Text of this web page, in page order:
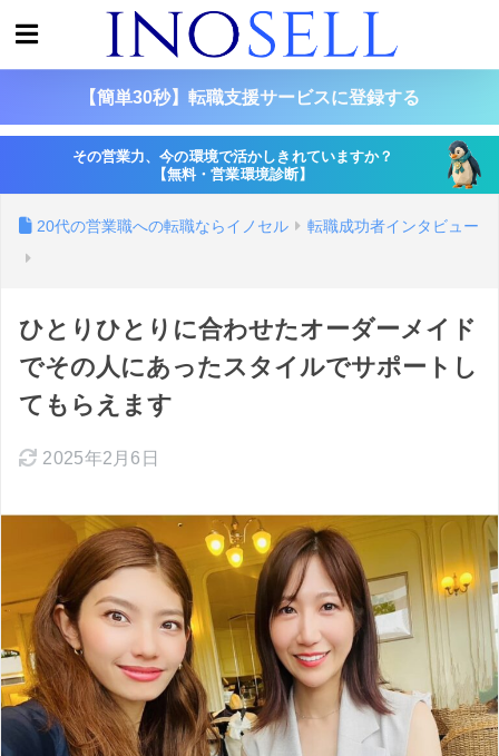
【簡単30秒】転職支援サービスに登録する
その営業力、今の環境で活かしきれていますか？
【無料・営業環境診断】
20代の営業職への転職ならイノセル 転職成功者インタビュー
ひとりひとりに合わせたオーダーメイド
でその人にあったスタイルでサポートし
てもらえます
2025年2月6日